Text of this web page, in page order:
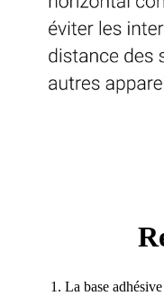
La base